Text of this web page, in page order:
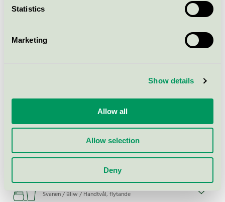
Statistics
Marketing
Show details
Allow all
Allow selection
Deny
Svanen / Bliw / Handtvål, flytande
Svanen / Bliw / Handtvål, flytande
Bliw Forest Berries, 600 ml refill
Svanen / Bliw / Handtvål, flytande
Bliw Rhubarb, 300 ml pump
Svanen / Bliw / Handtvål, flytande